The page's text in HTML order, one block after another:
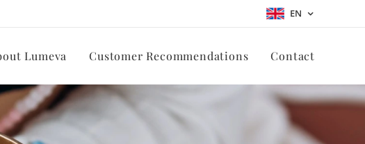
EN
Lumeva Customer Recommendations Contact